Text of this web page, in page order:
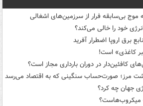
موج بی‌سابقه فرار از سرزمین‌های اشغالی
خود را خالی می‌کند؟
برق اروپا اضطرار آفرید
کاغذی» است!
کافئین‌دار در دوران بارداری مجاز است؟
مرز؛ صورت‌حساب سنگینی که به اقتصاد می‌رسد
جهان چه کرد؟
میکروب‌هاست؟